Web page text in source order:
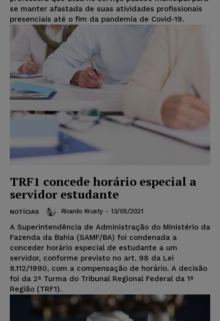
se manter afastada de suas atividades profissionais
presenciais até o fim da pandemia de Covid-19.
TRF1 concede horário especial a
servidor estudante
NOTÍCIAS Ricardo Krusty - 13/05/2021
A Superintendência de Administração do Ministério da
Fazenda da Bahia (SAMF/BA) foi condenada a
conceder horário especial de estudante a um
servidor, conforme previsto no art. 98 da Lei
8.112/1990, com a compensação de horário. A decisão
foi da 2ª Turma do Tribunal Regional Federal da 1ª
Região (TRF1).